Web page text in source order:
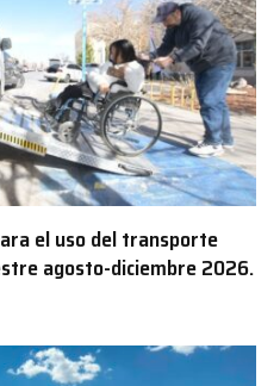
el uso del transporte
agosto-diciembre 2026.